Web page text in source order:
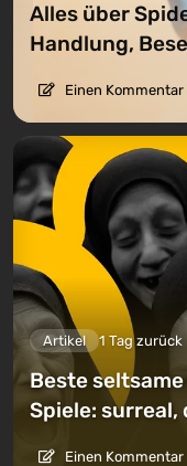
Alles über
Handlung,
Einen
Artikel 1 Tag zurück
Beste
Spiele:
Einen